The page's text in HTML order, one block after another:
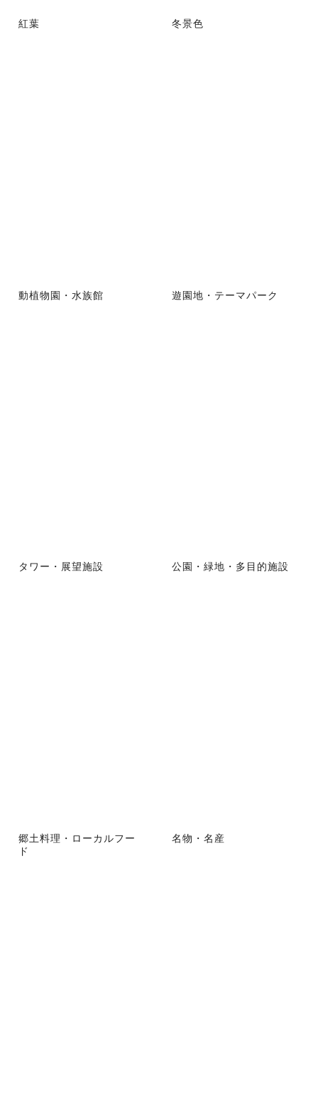
紅葉 冬景色
動植物園・水族館 遊園地・テーマパーク
タワー・展望施設 公園・緑地・多目的施設
郷土料理・ローカルフー
ド
名物・名産